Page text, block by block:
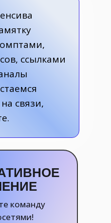
ссылками
связи,
команду